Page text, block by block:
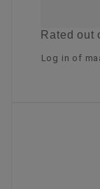
Ratedout
Log in of